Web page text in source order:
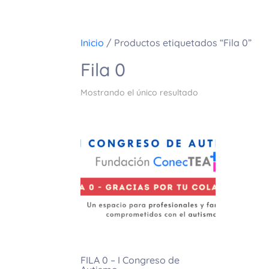
Inicio / Productos etiquetados “Fila 0”
Fila 0
Mostrando el único resultado
FILA 0 – I Congreso de